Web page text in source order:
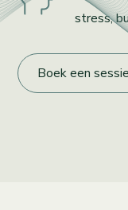
stress,
Boek een sessie